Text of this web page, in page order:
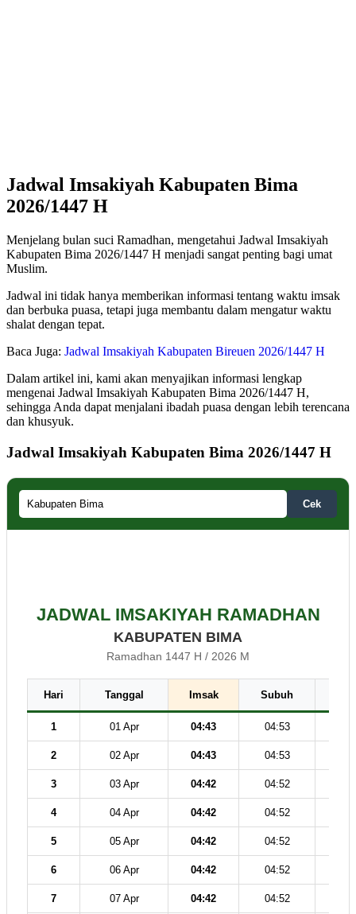
Jadwal Imsakiyah Kabupaten Bima
2026/1447 H
Menjelang bulan suci Ramadhan, mengetahui Jadwal Imsakiyah
Kabupaten Bima 2026/1447 H menjadi sangat penting bagi umat
Muslim.
Jadwal ini tidak hanya memberikan informasi tentang waktu imsak
dan berbuka puasa, tetapi juga membantu dalam mengatur waktu
shalat dengan tepat.
Baca Juga: Jadwal Imsakiyah Kabupaten Bireuen 2026/1447 H
Dalam artikel ini, kami akan menyajikan informasi lengkap
mengenai Jadwal Imsakiyah Kabupaten Bima 2026/1447 H,
sehingga Anda dapat menjalani ibadah puasa dengan lebih terencana
dan khusyuk.
Jadwal Imsakiyah Kabupaten Bima 2026/1447 H
Cek
JADWAL IMSAKIYAH RAMADHAN
KABUPATEN BIMA
Ramadhan 1447 H / 2026 M
Hari Tanggal Imsak Subuh
1 01 Apr 04:43 04:53
2 02 Apr 04:43 04:53
3 03 Apr 04:42 04:52
4 04 Apr 04:42 04:52
5 05 Apr 04:42 04:52
6 06 Apr 04:42 04:52
7 07 Apr 04:42 04:52